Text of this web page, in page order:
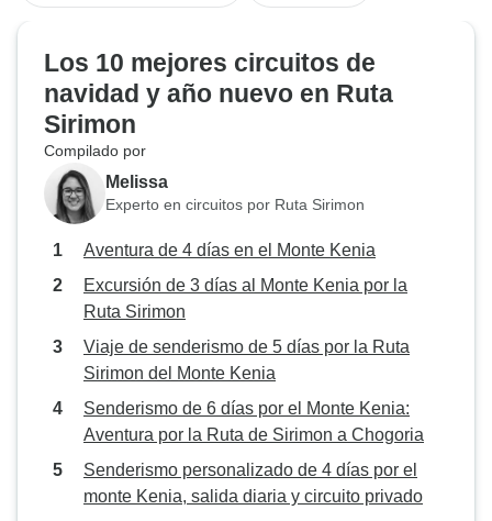
Los 10 mejores circuitos de
navidad y año nuevo en Ruta
Sirimon
Compilado por
Melissa
Experto en circuitos por Ruta Sirimon
Aventura de 4 días en el Monte Kenia
Excursión de 3 días al Monte Kenia por la
Ruta Sirimon
Viaje de senderismo de 5 días por la Ruta
Sirimon del Monte Kenia
Senderismo de 6 días por el Monte Kenia:
Aventura por la Ruta de Sirimon a Chogoria
Senderismo personalizado de 4 días por el
monte Kenia, salida diaria y circuito privado